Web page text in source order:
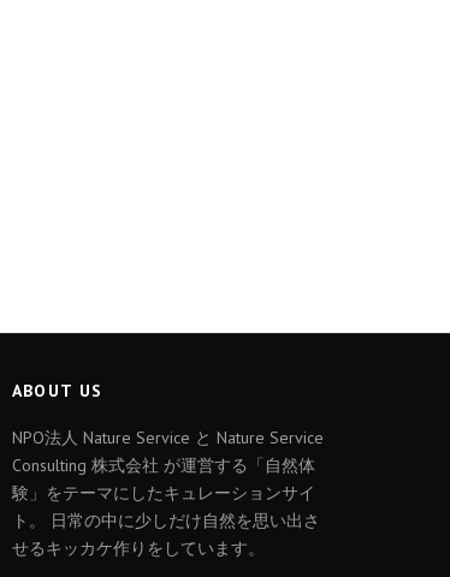
ABOUT US
NPO法人 Nature Service と Nature Service
Consulting 株式会社 が運営する「自然体
験」をテーマにしたキュレーションサイ
ト。 日常の中に少しだけ自然を思い出さ
せるキッカケ作りをしています。